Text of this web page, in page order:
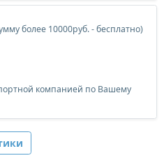
более 10000руб. - бесплатно)
компанией по Вашему